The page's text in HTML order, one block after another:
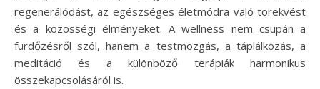
regenerálódást, az egészséges életmódra való törekvést
és a közösségi élményeket. A wellness nem csupán a
fürdőzésről szól, hanem a testmozgás, a táplálkozás, a
meditáció és a különböző terápiák harmonikus
összekapcsolásáról is.